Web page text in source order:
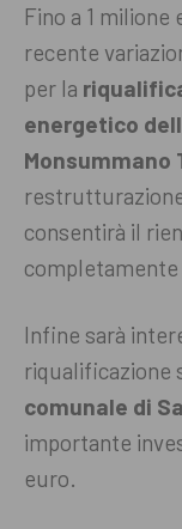
Fino a 1 milione
recente
per la
energetico
Monsummano
consentirà il
Infine sarà
riqualificazione
comunale di
importante
euro.